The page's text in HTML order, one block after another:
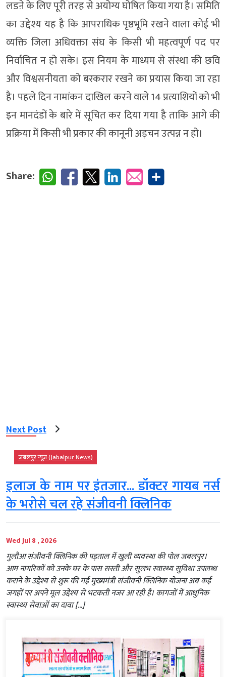
लडऩे के लिए पूरी तरह से अयोग्य घोषित किया गया है। समिति
का उद्देश्य यह है कि आपराधिक पृष्ठभूमि रखने वाला कोई भी
व्यक्ति जिला अधिवक्ता संघ के किसी भी महत्वपूर्ण पद पर
निर्वाचित न हो सके। इस नियम के माध्यम से संस्था की छवि
और विश्वसनीयता को बरकरार रखने का प्रयास किया जा रहा
है। पहले दिन नामांकन दाखिल करने वाले 14 प्रत्याशियों को भी
इन मानदंडों के बारे में सूचित कर दिया गया है ताकि आगे की
प्रक्रिया में किसी भी प्रकार की कानूनी अड़चन उत्पन्न न हो।
Share:
Next Post
जबलपुर न्यूज़ (Jabalpur News)
इलाज के नाम पर इंतजार... डॉक्टर गायब नर्स
के भरोसे चल रहे संजीवनी क्लिनिक
Wed Jul 8 , 2026
गुलौआ संजीवनी क्लिनिक की पड़ताल में खुली व्यवस्था की पोल जबलपुर।
आम नागरिकों को उनके घर के पास सस्ती और सुलभ स्वास्थ्य सुविधा उपलब्ध
कराने के उद्देश्य से शुरू की गई मुख्यमंत्री संजीवनी क्लिनिक योजना अब कई
जगहों पर अपने मूल उद्देश्य से भटकती नजर आ रही है। कागजों में आधुनिक
स्वास्थ्य सेवाओं का दावा […]